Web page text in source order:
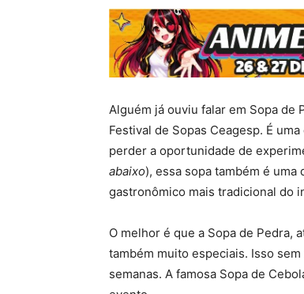
Alguém já ouviu falar em Sopa de
Festival de Sopas Ceagesp. É
perder a oportunidade de
abaixo), essa sopa também é
gastronômico mais tradicional do
O melhor é que a Sopa de Pedra,
também muito especiais. Isso
semanas. A famosa Sopa de